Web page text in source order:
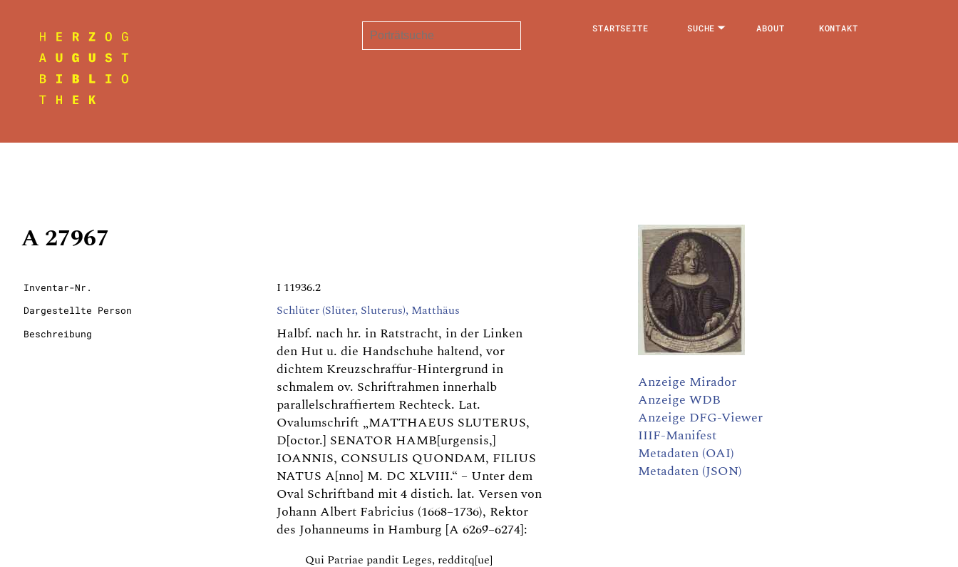
STARTSEITE SUCHE ABOUT KONTAKT
A 27967
Inventar-Nr. I 11936.2
Dargestellte Person Schlüter (Slüter, Sluterus), Matthäus
Beschreibung
Halbf. nach hr. in Ratstracht, in der Linken
den Hut u. die Handschuhe haltend, vor
dichtem Kreuzschraffur-Hintergrund in
schmalem ov. Schriftrahmen innerhalb
parallelschraffiertem Rechteck. Lat.
Ovalumschrift „MATTHAEUS SLUTERUS,
D[octor.] SENATOR HAMB[urgensis,]
IOANNIS, CONSULIS QUONDAM, FILIUS
NATUS A[nno] M. DC XLVIII.“ – Unter dem
Oval Schriftband mit 4 distich. lat. Versen von
Johann Albert Fabricius (1668–1736), Rektor
des Johanneums in Hamburg [A 6269–6274]:
Qui Patriae pandit Leges, redditq[ue]
Anzeige Mirador
Anzeige WDB
Anzeige DFG-Viewer
IIIF-Manifest
Metadaten (OAI)
Metadaten (JSON)